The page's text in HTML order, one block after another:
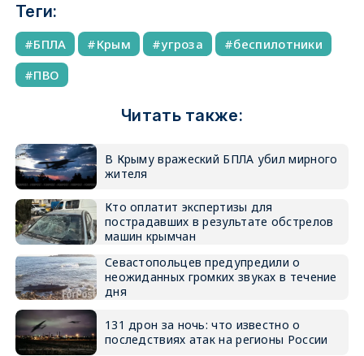
Теги:
БПЛА Крым угроза
беспилотники
ПВО
Читать также:
В Крыму вражеский БПЛА убил мирного
жителя
Кто оплатит экспертизы для
пострадавших в результате обстрелов
машин крымчан
Севастопольцев предупредили о
неожиданных громких звуках в течение
дня
131 дрон за ночь: что известно о
последствиях атак на регионы России